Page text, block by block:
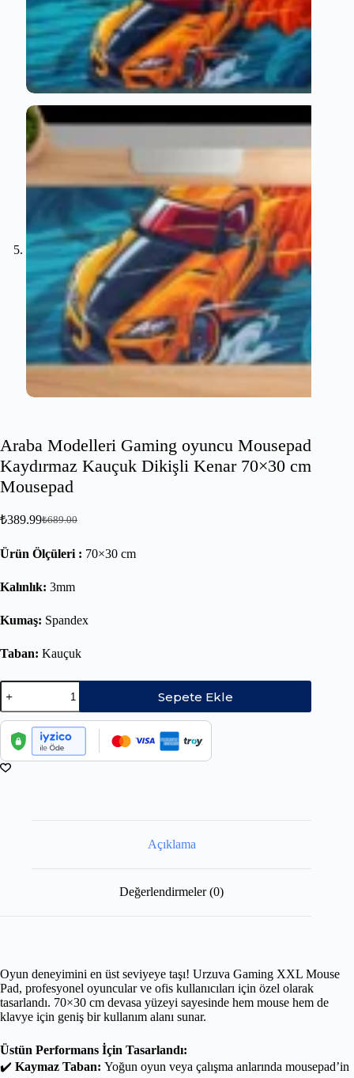
Araba Modelleri Gaming oyuncu Mousepad
Kaydırmaz Kauçuk Dikişli Kenar 70×30 cm
Mousepad
₺689.00
₺389.99
Ürün Ölçüleri : 70×30 cm
Kalınlık: 3mm
Kumaş: Spandex
Taban: Kauçuk
Sepete Ekle
Açıklama
Değerlendirmeler (0)
Oyun deneyimini en üst seviyeye taşı! Urzuva Gaming XXL Mouse
Pad, profesyonel oyuncular ve ofis kullanıcıları için özel olarak
tasarlandı. 70×30 cm devasa yüzeyi sayesinde hem mouse hem de
klavye için geniş bir kullanım alanı sunar.
Üstün Performans İçin Tasarlandı:
✔️ Kaymaz Taban: Yoğun oyun veya çalışma anlarında mousepad’in